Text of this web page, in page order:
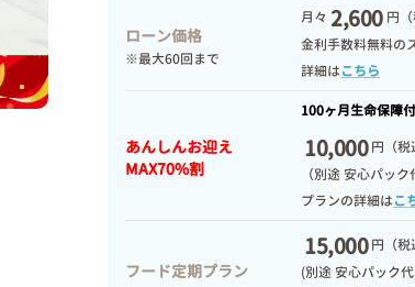
ローン価格
※最大60回まで
月々 2,600 円
金利手数料無料の
詳細はこちら
あんしんお迎え
MAX70%割
100ヶ月生命保障
10,000 円 （
（別途 安心パック
プランの詳細はこ
フード定期プラン
15,000 円 （
(別途 安心パック